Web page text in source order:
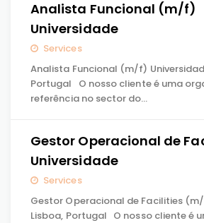
Analista Funcional (m/f)
Universidade
Services
Analista Funcional (m/f)
Portugal O nosso cliente é uma
referência no sector do…
Gestor Operacional de
Universidade
Services
Gestor Operacional de Facilities
Lisboa, Portugal O nosso cliente é